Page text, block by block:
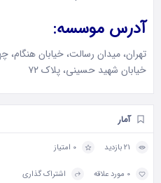
آدرس موسسه:
تهران، میدان رسالت، خیابان هنگام،
خیابان شهید حسینی، پلاک ۷۲
آمار
21 بازدید 0 امتیاز
0 مورد علاقه اشتراک گذاری